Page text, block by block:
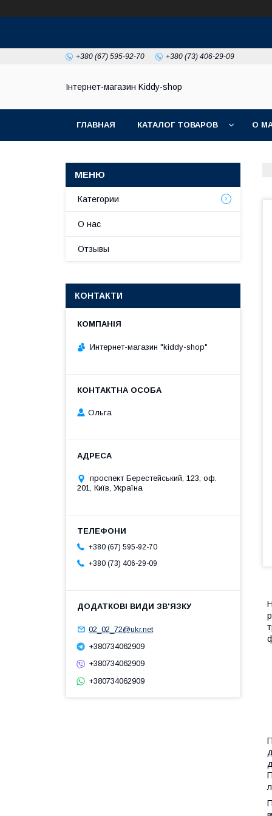
+380 (67) 595-92-70 +380 (73) 406-29-09
Інтернет-магазин Kiddy-shop
ГЛАВНАЯ КАТАЛОГ ТОВАРОВ О
Категории
О нас
Отзывы
КОНТАКТИ
Интернет-магазин "kiddy-shop"
Ольга
проспект Берестейський, 123, оф.
201, Київ, Україна
+380 (67) 595-92-70
+380 (73) 406-29-09
02_02_72@ukr.net
+380734062909
+380734062909
+380734062909